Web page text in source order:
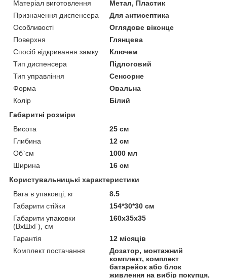
Матеріал виготовлення
Метал, Пластик
Призначення диспенсера
Для антисептика
Особливості
Оглядове віконце
Поверхня
Глянцева
Спосіб відкривання замку
Ключем
Тип диспенсера
Підлоговий
Тип управління
Сенсорне
Форма
Овальна
Колір
Білий
Габаритні розміри
Висота
25 см
Глибина
12 см
Об`єм
1000 мл
Ширина
16 см
Користувальницькі характеристики
Вага в упаковці, кг
8.5
Габарити стійки
154*30*30 см
Габарити упаковки
(ВхШхГ), см
160х35х35
Гарантія
12 місяців
Комплект постачання
Дозатор, монтажний
комплект, комплект
батарейок або блок
живлення на вибір покупця,